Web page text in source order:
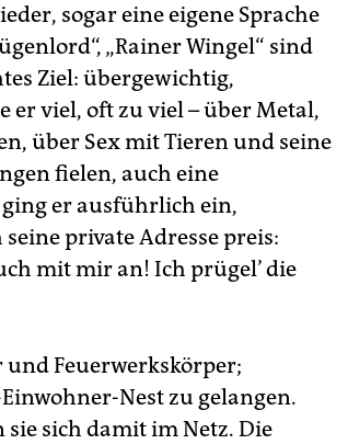
sogar eine eigene Sprache
„Rainer Wingel“ sind
Ziel: übergewichtig,
viel, oft zu viel – über Metal,
über Sex mit Tieren und seine
fielen, auch eine
er ausführlich ein,
private Adresse preis:
mit mir an! Ich prügel’ die
und Feuerwerkskörper;
Nest zu gelangen.
sich damit im Netz. Die